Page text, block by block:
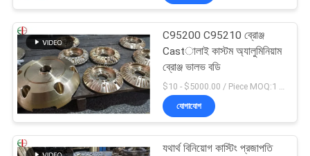
C95200 C95210 ব্রোঞ্জ
Castালাই কাস্টম অ্যালুমিনিয়াম
ব্রোঞ্জ ভালভ বডি
যোগাযোগ
যথার্থ বিনিয়োগ কাস্টিং প্রজাপতি